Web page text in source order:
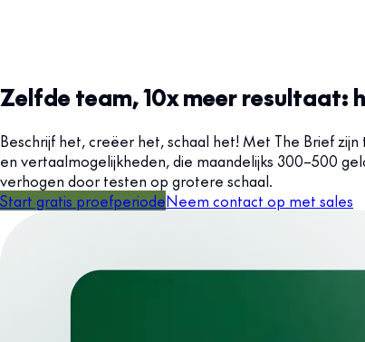
Zelfde team, 10x meer resultaat:
Beschrijf het, creëer het, schaal het! Met The Brief
en vertaalmogelijkheden, die maandelijks 300–500
verhogen door testen op grotere schaal.
Start gratis proefperiodeNeem contact op met sales